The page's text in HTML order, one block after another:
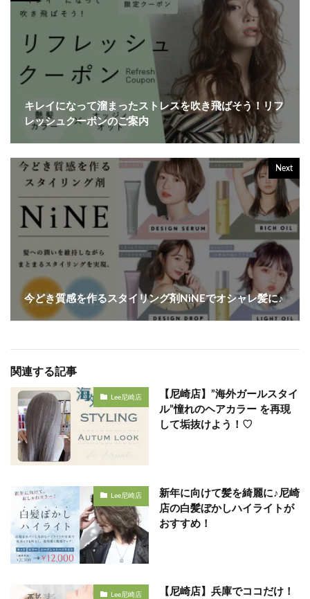
キレイになって溜まったストレスを吹き飛ばそう！リフ
レッシュクーポンのご案内
Next
今どき質感を作るスタイリング剤NiNEでオシャレ髪に♪
関連する記事
Lee尼崎店
【尼崎店】”海外ガールスタイ
ル”憧れのヘアカラー を再現
して垢抜けよう！♡
Lee尼崎店
新年に向けて髪を綺麗に♪尼崎
店の白髪ぼかしハイライトが
おすすめ！
Lee尼崎店
【尼崎店】兵庫でココだけ！